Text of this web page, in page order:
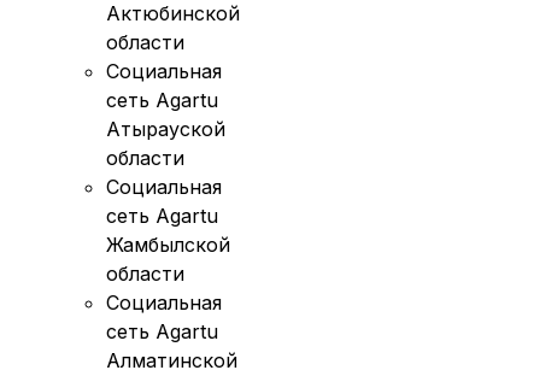
Актюбинской
области
Социальная
сеть Agartu
Атырауской
области
Социальная
сеть Agartu
Жамбылской
области
Социальная
сеть Agartu
Алматинской